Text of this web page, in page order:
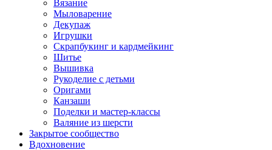
Вязание
Мыловарение
Декупаж
Игрушки
Скрапбукинг и кардмейкинг
Шитье
Вышивка
Рукоделие с детьми
Оригами
Канзаши
Поделки и мастер-классы
Валяние из шерсти
Закрытое сообщество
Вдохновение